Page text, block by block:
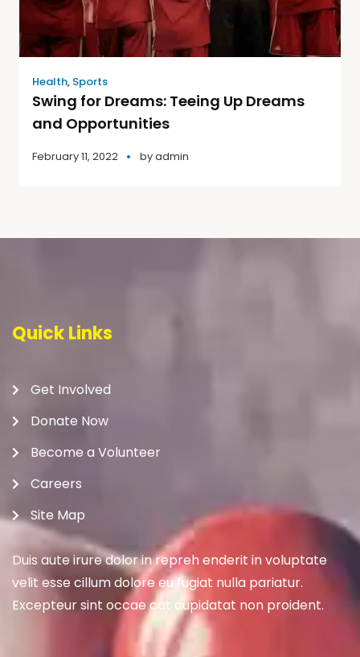
Health, Sports
Swing for Dreams: Teeing Up Dreams
and Opportunities
February 11, 2022 byadmin
Quick Links
Get Involved
Donate Now
Become a Volunteer
Careers
Site Map
Duis aute irure dolor in repreh enderit in voluptate
velit esse cillum dolore eu fugiat nulla pariatur.
Excepteur sint occae cat cupidatat non proident.